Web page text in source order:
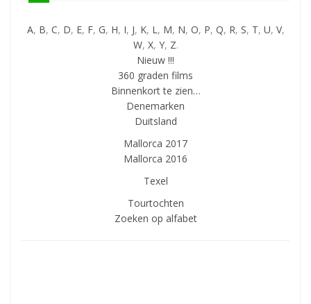
A, B, C, D, E, F, G, H, I, J, K, L, M, N, O, P, Q, R, S, T, U, V,
W, X, Y, Z.
Nieuw !!!
360 graden films
Binnenkort te zien…
Denemarken
Duitsland
Mallorca 2017
Mallorca 2016
Texel
Tourtochten
Zoeken op alfabet